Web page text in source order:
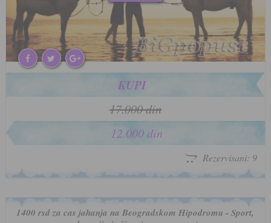
KUPI
17.000 din
12.000 din
Rezervisani: 9
1400 rsd za cas jahanja na Beogradskom Hipodromu - Sport,